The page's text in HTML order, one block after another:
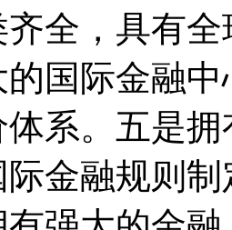
全，具有
国际金融
系。五是
金融规则